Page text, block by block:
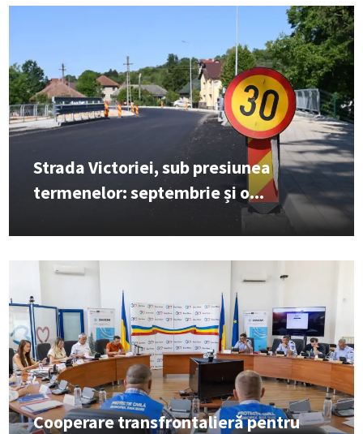
Strada Victoriei, sub presiunea
termenelor: septembrie și o...
Cooperare transfrontalieră pentru